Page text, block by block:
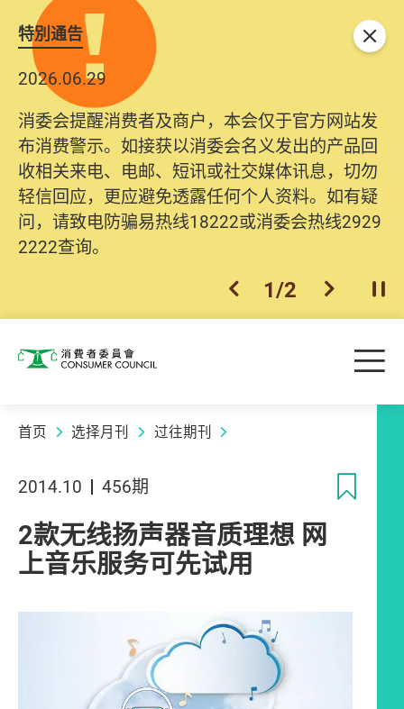
特別通告
2026.06.29
消委会提醒消费者及商户，本会仅于官方网站发
布消费警示。如接获以消委会名义发出的产品回
收相关来电、电邮、短讯或社交媒体讯息，切勿
轻信回应，更应避免透露任何个人资料。如有疑
问，请致电防骗易热线18222或消委会热线2929
2222查询。
上一个
1/2 下一个开
关闭
消费者委员会 目
首页 选择月刊 过往期刊
2014.10 456期
2款无线扬声器音质理想 网
上音乐服务可先试用